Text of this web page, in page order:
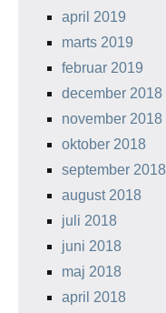
april 2019
marts 2019
februar 2019
december 2018
november 2018
oktober 2018
september 2018
august 2018
juli 2018
juni 2018
maj 2018
april 2018